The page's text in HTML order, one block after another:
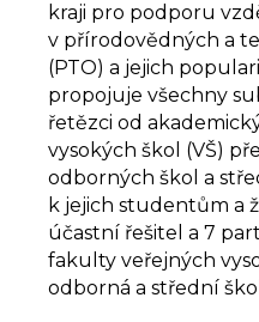
kraji pro podporu
v přírodovědných a
(PTO) a jejich
propojuje všechny
řetězci od
vysokých škol (VŠ)
odborných škol a
k jejich studentům a
účastní řešitel a 7
fakulty veřejných
odborná a střední